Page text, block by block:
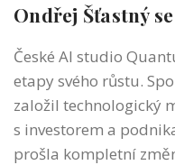
Ondřej Šťastný
České AI studio
etapy svého růstu.
založil technologický
s investorem a
prošla kompletní